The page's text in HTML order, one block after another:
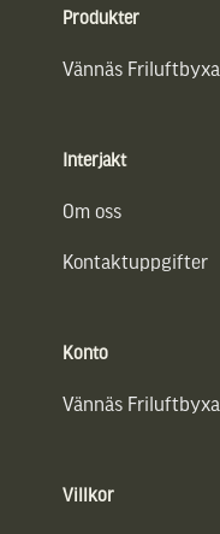
Produkter
Vännäs Friluftbyxa
Interjakt
Om oss
Kontaktuppgifter
Konto
Vännäs Friluftbyxa
Villkor